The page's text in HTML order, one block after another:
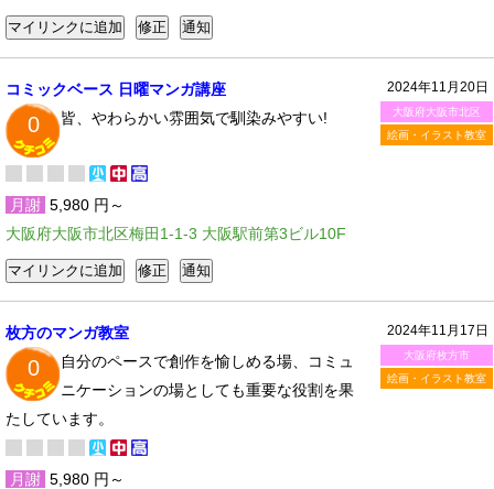
2024年11月20日
大阪府大阪市北区
絵画・イラスト教室
コミックベース 日曜マンガ講座
0 皆、やわらかい雰囲気で馴染みやすい!
月謝 5,980 円～
大阪府大阪市北区梅田1-1-3 大阪駅前第3ビル10F
2024年11月17日
大阪府枚方市
絵画・イラスト教室
枚方のマンガ教室
0
自分のペースで創作を愉しめる場、コミュ
ニケーションの場としても重要な役割を果
たしています。
月謝 5,980 円～